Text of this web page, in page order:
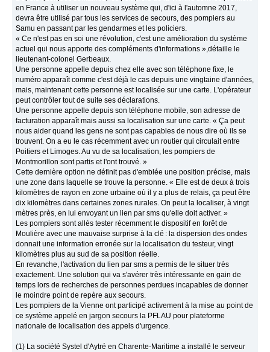
en France à utiliser un nouveau système qui, d'ici à l'automne 2017,
devra être utilisé par tous les services de secours, des pompiers au
Samu en passant par les gendarmes et les policiers.
« Ce n'est pas en soi une révolution, c'est une amélioration du système
actuel qui nous apporte des compléments d'informations »,détaille le
lieutenant-colonel Gerbeaux.
Une personne appelle depuis chez elle avec son téléphone fixe, le
numéro apparaît comme c'est déjà le cas depuis une vingtaine d'années,
mais, maintenant cette personne est localisée sur une carte. L'opérateur
peut contrôler tout de suite ses déclarations.
Une personne appelle depuis son téléphone mobile, son adresse de
facturation apparaît mais aussi sa localisation sur une carte. « Ça peut
nous aider quand les gens ne sont pas capables de nous dire où ils se
trouvent. On a eu le cas récemment avec un routier qui circulait entre
Poitiers et Limoges. Au vu de sa localisation, les pompiers de
Montmorillon sont partis et l'ont trouvé. »
Cette dernière option ne définit pas d'emblée une position précise, mais
une zone dans laquelle se trouve la personne. « Elle est de deux à trois
kilomètres de rayon en zone urbaine où il y a plus de relais, ça peut être
dix kilomètres dans certaines zones rurales. On peut la localiser, à vingt
mètres près, en lui envoyant un lien par sms qu'elle doit activer. »
Les pompiers sont allés tester récemment le dispositif en forêt de
Moulière avec une mauvaise surprise à la clé : la dispersion des ondes
donnait une information erronée sur la localisation du testeur, vingt
kilomètres plus au sud de sa position réelle.
En revanche, l'activation du lien par sms a permis de le situer très
exactement. Une solution qui va s'avérer très intéressante en gain de
temps lors de recherches de personnes perdues incapables de donner
le moindre point de repère aux secours.
Les pompiers de la Vienne ont participé activement à la mise au point de
ce système appelé en jargon secours la PFLAU pour plateforme
nationale de localisation des appels d'urgence.
(1) La société Systel d'Aytré en Charente-Maritime a installé le serveur